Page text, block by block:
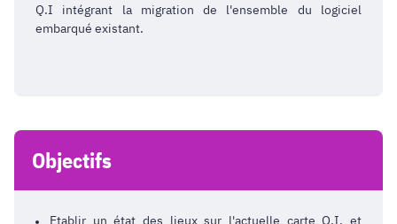
Q.I intégrant la migration de l'ensemble du logiciel
embarqué existant.
Objectifs
Etablir un état des lieux sur l'actuelle carte Q.I. et